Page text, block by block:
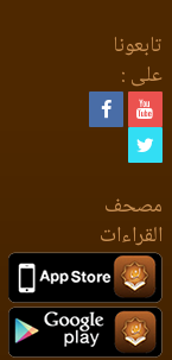
تابعونا
على :
مصحف
القراءات